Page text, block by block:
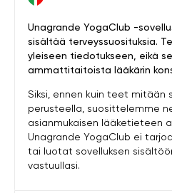
Unagrande YogaClub -
sisältää terveyssuosituksia.
yleiseen tiedotukseen, eikä
ammattitaitoista lääkärin
Siksi, ennen kuin teet mitään
perusteella, suosittelemme
asianmukaisen lääketieteen
Unagrande YogaClub ei
tai luotat sovelluksen
vastuullasi.